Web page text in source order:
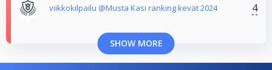
viikkokilpailu @Musta Kasi ranking kevät 2024 4
SHOW MORE